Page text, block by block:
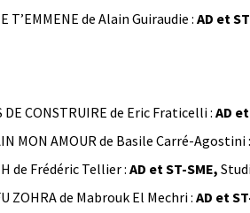
T’EMMENE de Alain Guiraudie : AD et
DE CONSTRUIRE de Eric Fraticelli : AD
MON AMOUR de Basile Carré-Agostini :
de Frédéric Tellier : AD et ST-SME,
ZOHRA de Mabrouk El Mechri : AD et